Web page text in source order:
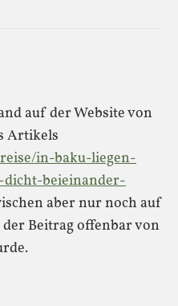
auf der Website von
Artikels
in-baku-liegen-
beieinander-
aber nur noch auf
Beitrag offenbar von